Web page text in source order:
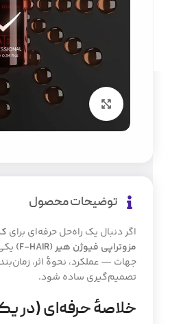
بزرگنمایی تصویر
توضیحات محصول
اگر دنبال یک راه‌حل حرفه‌ای برای
مزوتراپی فیوژن هیر (F-HAIR)
جهات — عملکرد، نحوهٔ اثر،
تصمیم‌گیری ساده شود.
خلاصهٔ حرفه‌ای (در